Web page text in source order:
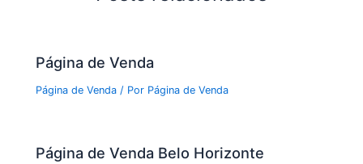
Página de Venda
Página de Venda / Por Página de Venda
Página de Venda Belo Horizonte